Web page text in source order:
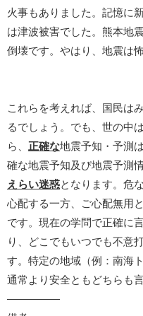
火事もありました。記憶に
は津波被害でした。熊本地
倒壊です。やはり、地震は怖
これらを考えれば、国民は
るでしょう。でも、世の中
ら、 正確な地震予知・予測
確な地震予知及び地震予測
えらい迷惑となります。危
心配する一方、ご心配無用
です。現在の学問で正確に
り、どこでもいつでも不意
す。特定の地域（例：南海
通常より安全ともどちらも
―――――